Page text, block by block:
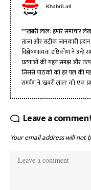
KhabriLall
**खबरी लाल: हमारे समाचार
ताज़ा और सटीक जानकारी
विश्लेषणात्मक दृष्टिकोण ने उन्हें
घटनाओं की गहन समझ और
जिससे पाठकों को हर पल की
समर्पण ने 'खबरी लाल' को एक
Leave a
Your email address will not